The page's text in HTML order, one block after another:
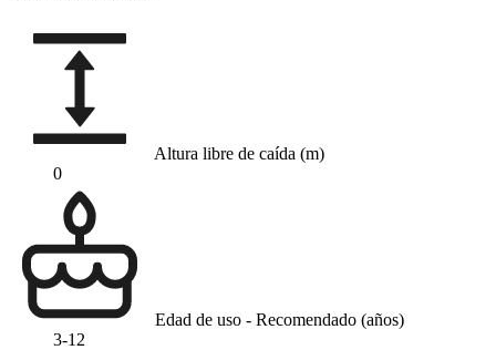
Altura libre de caída (m)
0
Edad de uso - Recomendado (años)
3-12